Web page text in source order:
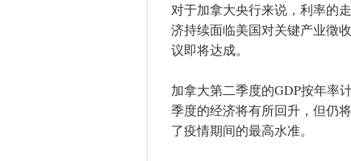
对于加拿大央行来说，利率的
济持续面临美国对关键产业徵
议即将达成。
加拿大第二季度的GDP按年率
季度的经济将有所回升，但仍
了疫情期间的最高水准。